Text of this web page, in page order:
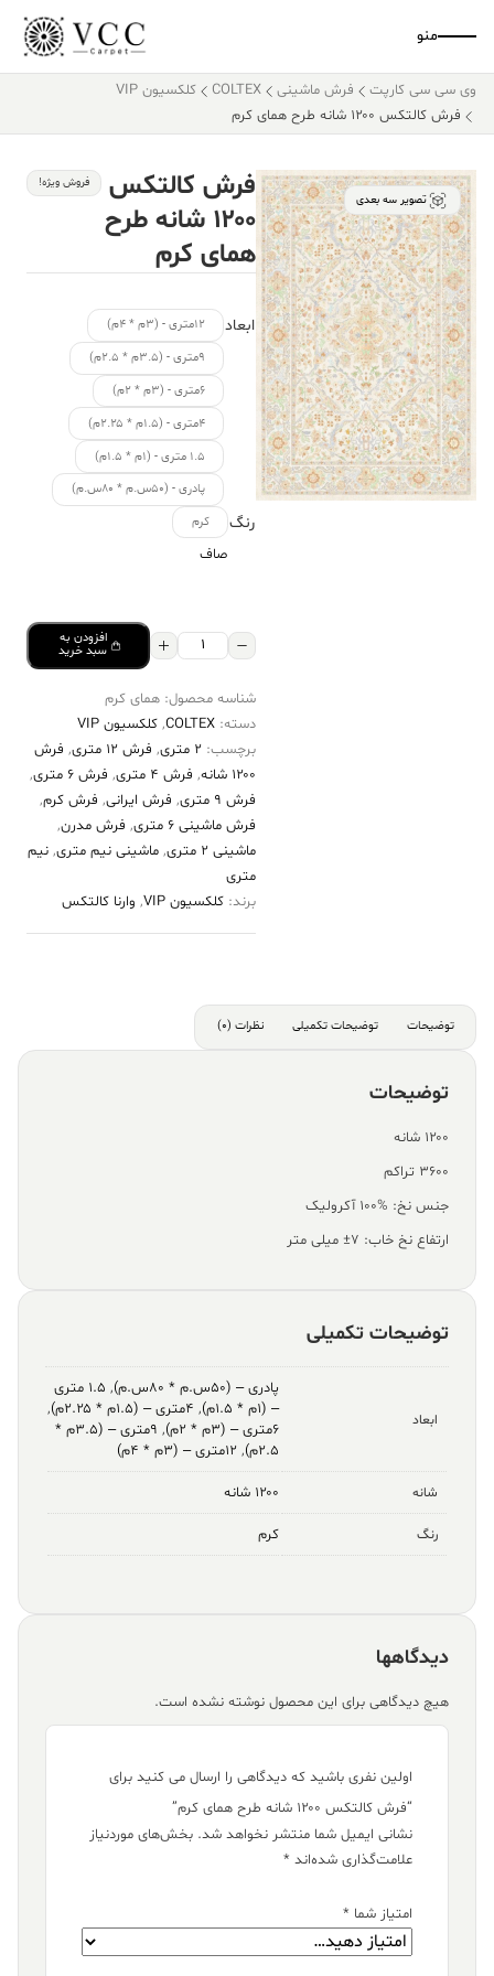
منو
وی سی سی کارپت فرش ماشینی COLTEX
کلکسیون VIP
فرش کالتکس ۱۲۰۰ شانه طرح همای کرم
تصویر سه بعدی
فرش کالتکس
۱۲۰۰ شانه طرح
همای کرم
فروش ویژه!
ابعاد
۱۲متری - (۳م * ۴م)
۹متری - (۳.۵م * ۲.۵م)
۶متری - (۳م * ۲م)
۴متری - (۱.۵م * ۲.۲۵م)
۱.۵ متری - (۱م * ۱.۵م)
پادری - (۵۰س.م * ۸۰س.م)
رنگ کرم
صاف
فرش
۱۲۰۰
طرح
همای
کرم
عدد
افزودن به
سبد خرید
شناسه محصول: همای کرم
دسته: COLTEX
, کلکسیون VIP
برچسب: 2 متری , فرش 12 متری , فرش
۱۲۰۰ شانه
, فرش 4 متری , فرش 6 متری
,
فرش 9 متری
, فرش ایرانی, فرش کرم,
فرش ماشینی 6 متری
, فرش مدرن,
ماشینی 2 متری
, ماشینی نیم متری, نیم
متری
برند: کلکسیون VIP , وارنا کالتکس
توضیحات توضیحات تکمیلی نظرات (0)
توضیحات
۱۲۰۰ شانه
۳۶۰۰ تراکم
جنس نخ: %100 آکرولیک
ارتفاع نخ خاب: ۷± میلی متر
توضیحات تکمیلی
ابعاد
پادری – (۵۰س.م * ۸۰س.م) ,
۱.۵ متری
– (۱م * ۱.۵م)
, ۴متری – (۱.۵م * ۲.۲۵م)
,
۶متری – (۳م * ۲م)
,
۹متری – (۳.۵م *
۲.۵م)
, ۱۲متری – (۳م * ۴م)
شانه ۱۲۰۰ شانه
رنگ کرم
دیدگاهها
هیچ دیدگاهی برای این محصول نوشته نشده است.
اولین نفری باشید که دیدگاهی را ارسال می کنید برای
“فرش کالتکس ۱۲۰۰ شانه طرح همای کرم”
نشانی ایمیل شما منتشر نخواهد شد. بخش‌های موردنیاز
علامت‌گذاری شده‌اند *
امتیاز شما *